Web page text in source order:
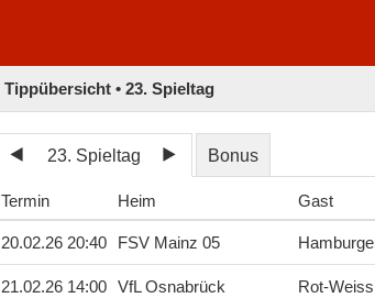
Tippübersicht • 23. Spieltag
23. Spieltag Bonus
Termin Heim Gast
20.02.26 20:40 FSV Mainz 05
21.02.26 14:00 VfL Osnabrück Rot-